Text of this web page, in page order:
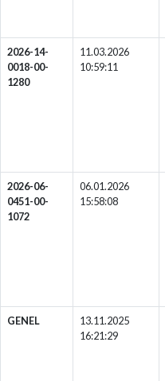
2026-14-
0018-00-
1280
11.03.2026
10:59:11
2026-06-
0451-00-
1072
06.01.2026
15:58:08
GENEL
13.11.2025
16:21:29